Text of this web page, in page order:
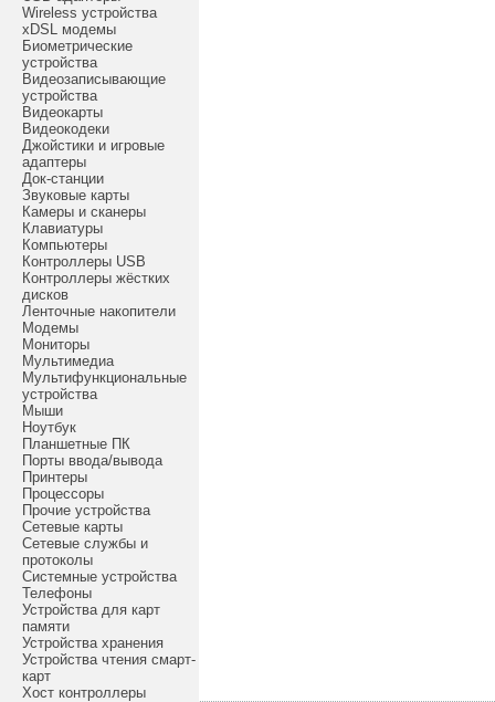
Wireless устройства
xDSL модемы
Биометрические
устройства
Видеозаписывающие
устройства
Видеокарты
Видеокодеки
Джойстики и игровые
адаптеры
Док-станции
Звуковые карты
Камеры и сканеры
Клавиатуры
Компьютеры
Контроллеры USB
Контроллеры жёстких
дисков
Ленточные накопители
Модемы
Мониторы
Мультимедиа
Мультифункциональные
устройства
Мыши
Ноутбук
Планшетные ПК
Порты ввода/вывода
Принтеры
Процессоры
Прочие устройства
Сетевые карты
Сетевые службы и
протоколы
Системные устройства
Телефоны
Устройства для карт
памяти
Устройства хранения
Устройства чтения смарт-
карт
Хост контроллеры